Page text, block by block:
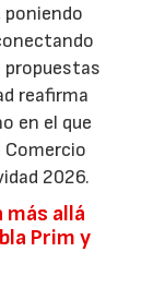
propuestas
reafirma
en el que
Comercio
2026.
allá
Prim y